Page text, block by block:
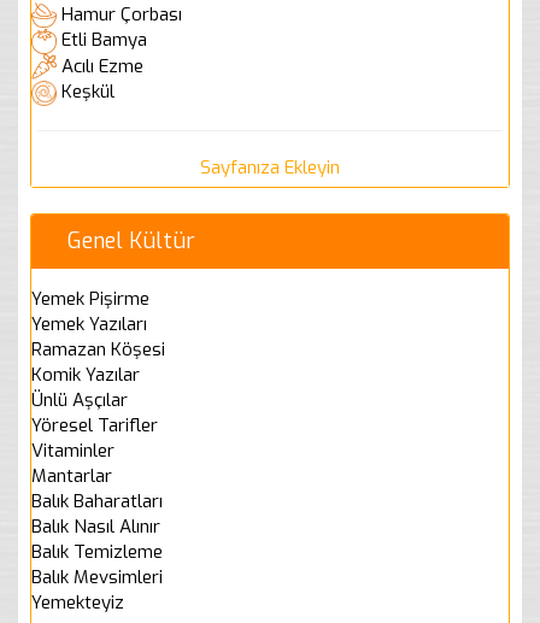
Hamur Çorbası
Etli Bamya
Acılı Ezme
Keşkül
Sayfanıza Ekleyin
Genel Kültür
Yemek Pişirme
Yemek Yazıları
Ramazan Köşesi
Komik Yazılar
Ünlü Aşçılar
Yöresel Tarifler
Vitaminler
Mantarlar
Balık Baharatları
Balık Nasıl Alınır
Balık Temizleme
Balık Mevsimleri
Yemekteyiz